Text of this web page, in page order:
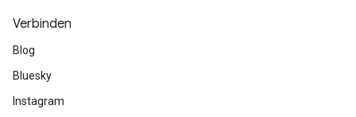
Verbinden
Blog
Bluesky
Instagram